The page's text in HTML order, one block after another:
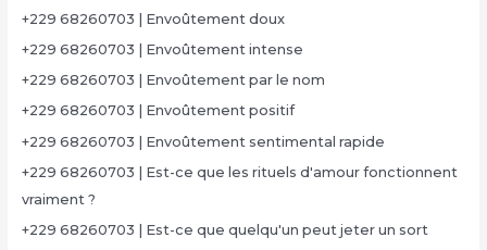
+229 68260703 | Envoûtement doux
+229 68260703 | Envoûtement intense
+229 68260703 | Envoûtement par le nom
+229 68260703 | Envoûtement positif
+229 68260703 | Envoûtement sentimental rapide
+229 68260703 | Est-ce que les rituels d'amour fonctionnent
vraiment ?
+229 68260703 | Est-ce que quelqu'un peut jeter un sort